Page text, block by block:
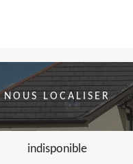
NOUS LOCALISER
indisponible